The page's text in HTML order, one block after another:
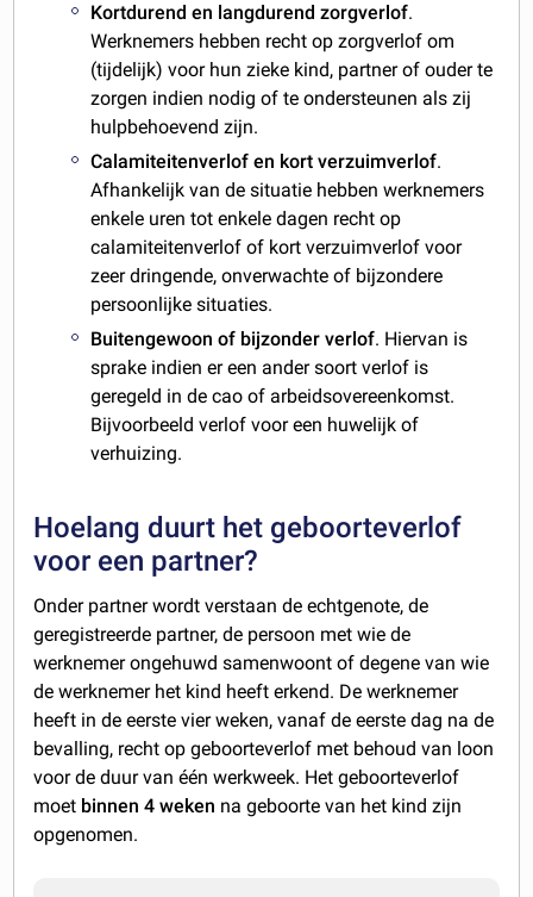
Kortdurend en langdurend zorgverlof.
Werknemers hebben recht op zorgverlof om
(tijdelijk) voor hun zieke kind, partner of ouder te
zorgen indien nodig of te ondersteunen als zij
hulpbehoevend zijn.
Calamiteitenverlof en kort verzuimverlof.
Afhankelijk van de situatie hebben werknemers
enkele uren tot enkele dagen recht op
calamiteitenverlof of kort verzuimverlof voor
zeer dringende, onverwachte of bijzondere
persoonlijke situaties.
Buitengewoon of bijzonder verlof. Hiervan is
sprake indien er een ander soort verlof is
geregeld in de cao of arbeidsovereenkomst.
Bijvoorbeeld verlof voor een huwelijk of
verhuizing.
Hoelang duurt het geboorteverlof
voor een partner?
Onder partner wordt verstaan de echtgenote, de
geregistreerde partner, de persoon met wie de
werknemer ongehuwd samenwoont of degene van wie
de werknemer het kind heeft erkend. De werknemer
heeft in de eerste vier weken, vanaf de eerste dag na de
bevalling, recht op geboorteverlof met behoud van loon
voor de duur van één werkweek. Het geboorteverlof
moet binnen 4 weken na geboorte van het kind zijn
opgenomen.